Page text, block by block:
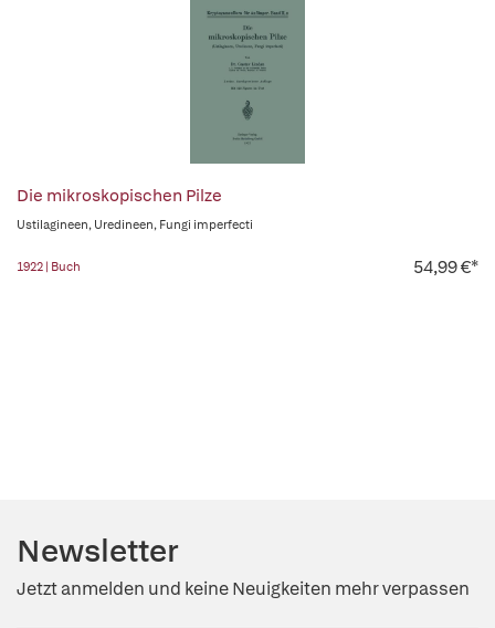
Die mikroskopischen Pilze
Ustilagineen, Uredineen, Fungi imperfecti
1922 | Buch 54,99 €*
Newsletter
Jetzt anmelden und keine Neuigkeiten mehr verpassen